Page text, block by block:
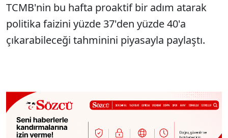
TCMB'nin bu hafta proaktif bir adım atarak
politika faizini yüzde 37'den yüzde 40'a
çıkarabileceği tahminini piyasayla paylaştı.